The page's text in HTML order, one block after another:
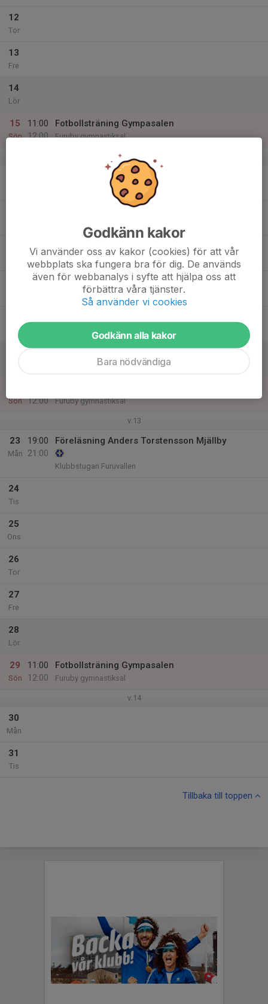
12
Tor
13
Fre
14
Lör
15
Sön
11:00
12:00
Fotbollsträning Gympasalen
Furuby gymnastiksal
v.12
Fre
Sön
12:00
Furuby gymnastiksal
v.13
23
Mån
19:00
21:00
Föreläsning Anders Torstensson Mjällby
Klubbstugan Furuvallen
24
Tis
25
Ons
26
Tor
27
Fre
28
Lör
29
Sön
11:00
12:00
Fotbollsträning Gympasalen
Furuby gymnastiksal
v.14
30
Mån
31
Tis
Tillbaka till toppen
Godkänn kakor
Vi använder oss av kakor (cookies) för att vår
webbplats ska fungera bra för dig. De används
även för webbanalys i syfte att hjälpa oss att
förbättra våra tjänster.
Så använder vi cookies
Godkänn alla kakor
Bara nödvändiga